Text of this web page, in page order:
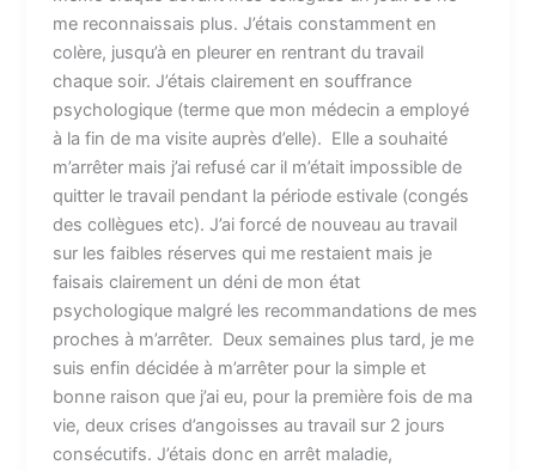
me reconnaissais plus. J’étais constamment en
colère, jusqu’à en pleurer en rentrant du travail
chaque soir. J’étais clairement en souffrance
psychologique (terme que mon médecin a employé
à la fin de ma visite auprès d’elle). Elle a souhaité
m’arrêter mais j’ai refusé car il m’était impossible de
quitter le travail pendant la période estivale (congés
des collègues etc). J’ai forcé de nouveau au travail
sur les faibles réserves qui me restaient mais je
faisais clairement un déni de mon état
psychologique malgré les recommandations de mes
proches à m’arrêter. Deux semaines plus tard, je me
suis enfin décidée à m’arrêter pour la simple et
bonne raison que j’ai eu, pour la première fois de ma
vie, deux crises d’angoisses au travail sur 2 jours
consécutifs. J’étais donc en arrêt maladie,